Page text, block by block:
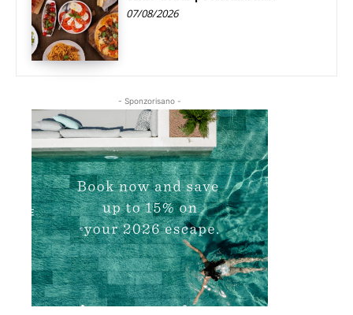
07/08/2026
- Sponzorisano -